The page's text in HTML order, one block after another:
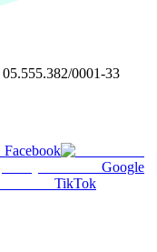
05.555.382/0001-33
Facebook
Google
TikTok